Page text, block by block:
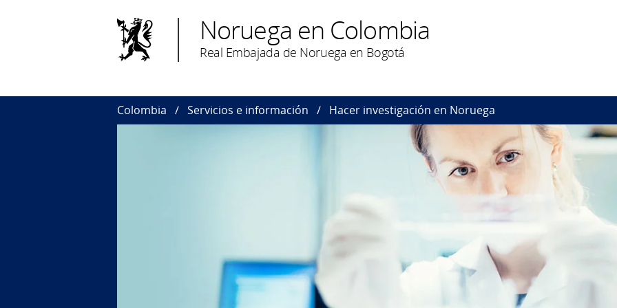
Noruega en Colombia
Real Embajada de Noruega en Bogotá
Colombia Servicios e información Hacer investigación en Noruega